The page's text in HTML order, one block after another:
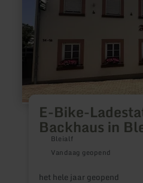
E-Bike-
Backhaus in
Bleialf
Vandaag geopend
het hele jaar geopend